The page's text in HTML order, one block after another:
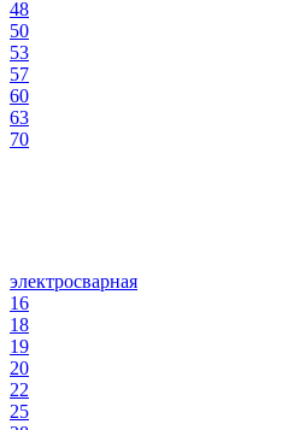
48
50
53
57
60
63
70
электросварная
16
18
19
20
22
25